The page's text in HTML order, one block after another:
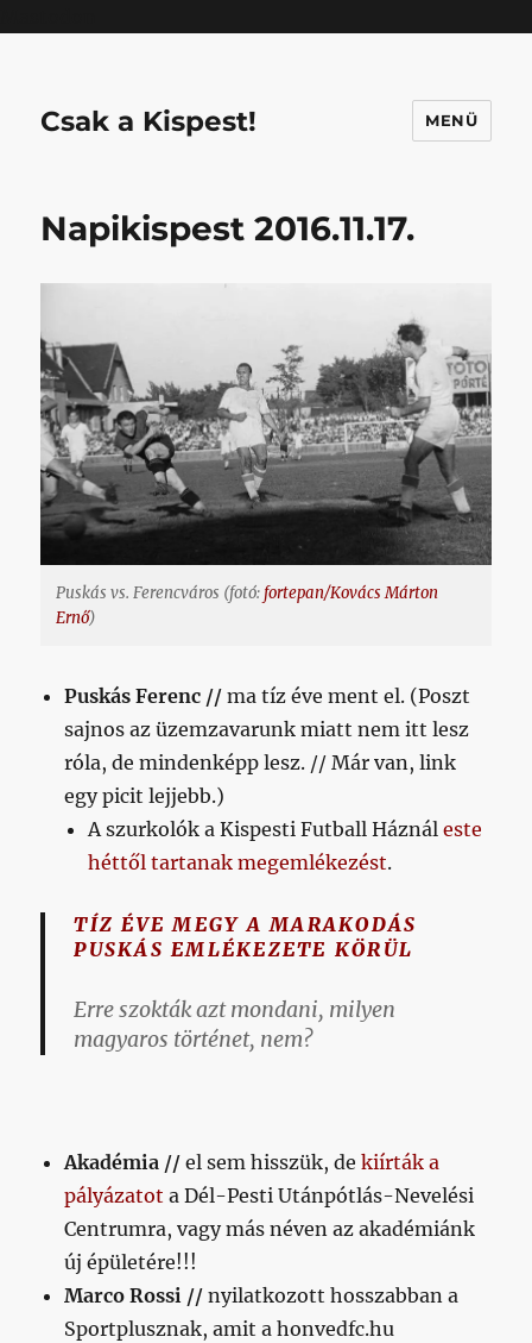
Csak a Kispest! MENÜ
Napikispest 2016.11.17.
Puskás vs. Ferencváros (fotó: fortepan/Kovács Márton
Ernő)
Puskás Ferenc // ma tíz éve ment el. (Poszt
sajnos az üzemzavarunk miatt nem itt lesz
róla, de mindenképp lesz. // Már van, link
egy picit lejjebb.)
A szurkolók a Kispesti Futball Háználeste
héttől tartanak megemlékezést.
TÍZ ÉVE MEGY A MARAKODÁS
PUSKÁS EMLÉKEZETE KÖRÜL
Erre szokták azt mondani, milyen
magyaros történet, nem?
Akadémia // el sem hisszük, dekiírták a
pályázatot a Dél-Pesti Utánpótlás-Nevelési
Centrumra, vagy más néven az akadémiánk
új épületére!!!
Marco Rossi // nyilatkozott hosszabban a
Sportplusznak, amit a honvedfc.hu